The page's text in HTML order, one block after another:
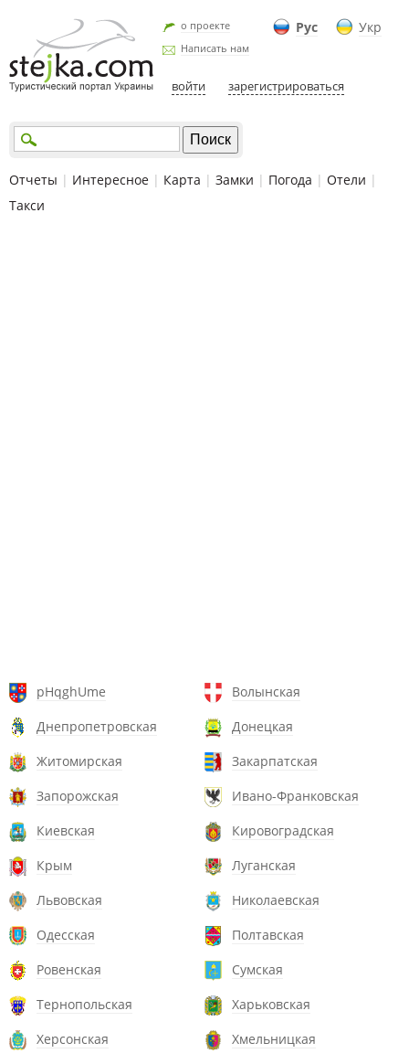
Рус Укр
о проекте
Написать нам
войти зарегистрироваться
Отчеты | Интересное | Карта | Замки | Погода | Отели |
Такси
pHqghUme
Волынская
Днепропетровская
Донецкая
Житомирская
Закарпатская
Запорожская
Ивано-Франковская
Киевская
Кировоградская
Крым
Луганская
Львовская
Николаевская
Одесская
Полтавская
Ровенская
Сумская
Тернопольская
Харьковская
Херсонская
Хмельницкая